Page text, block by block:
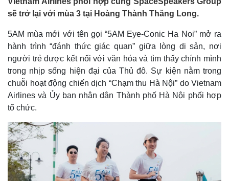
sẽ trở lại với mùa 3 tại Hoàng Thành Thăng Long.
5AM mùa mới với tên gọi “5AM Eye-Conic Ha Noi” mở ra
hành trình “đánh thức giác quan” giữa lòng di sản, nơi
người trẻ được kết nối với văn hóa và tìm thấy chính mình
trong nhịp sống hiện đại của Thủ đô. Sự kiện nằm trong
chuỗi hoạt động chiến dịch “Chạm thu Hà Nội” do Vietnam
Airlines và Ủy ban nhân dân Thành phố Hà Nội phối hợp
tổ chức.